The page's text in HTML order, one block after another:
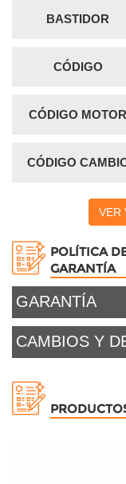
BASTIDOR
CÓDIGO
CÓDIGO MOTOR
CÓDIGO
VER
POLÍTICA
GARANTÍA
GARANTÍA
CAMBIOS Y